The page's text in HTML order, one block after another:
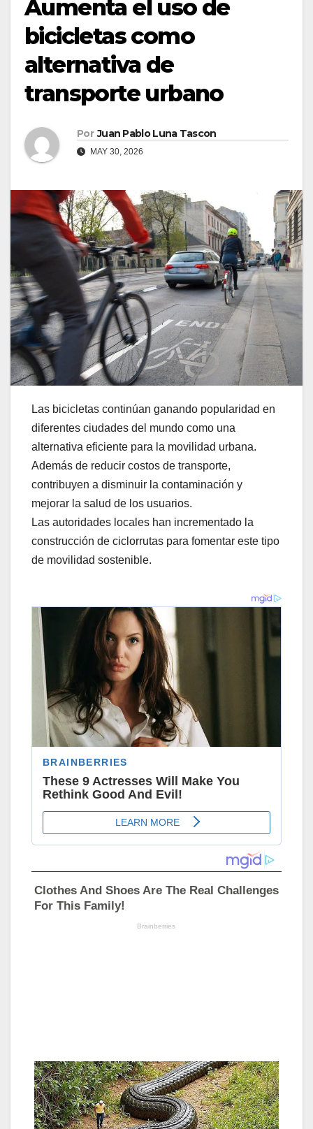
Aumenta el uso de
bicicletas como
alternativa de
transporte urbano
Por Juan Pablo Luna Tascon
MAY 30, 2026
Las bicicletas continúan ganando popularidad en
diferentes ciudades del mundo como una
alternativa eficiente para la movilidad urbana.
Además de reducir costos de transporte,
contribuyen a disminuir la contaminación y
mejorar la salud de los usuarios.
Las autoridades locales han incrementado la
construcción de ciclorrutas para fomentar este tipo
de movilidad sostenible.